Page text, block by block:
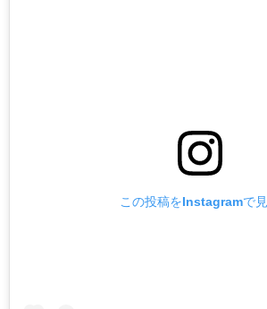
この投稿をInstagramで